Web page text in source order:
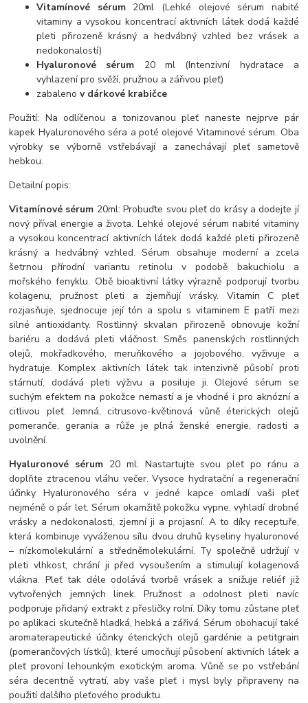
Vitamínové sérum 20ml (Lehké olejové sérum nabité
vitaminy a vysokou koncentrací aktivních látek dodá každé
pleti přirozeně krásný a hedvábný vzhled bez vrásek a
nedokonalostí)
Hyaluronové sérum 20 ml (Intenzivní hydratace a
vyhlazení pro svěží, pružnou a zářivou pleť)
zabalenov dárkové krabičce
Použití: Na odlíčenou a tonizovanou pleť naneste nejprve pár
kapek Hyaluronového séra a poté olejové Vitaminové sérum. Oba
výrobky se výborně vstřebávají a zanechávají pleť sametově
hebkou.
Detailní popis:
Vitamínové sérum 20ml: Probuďte svou pleť do krásy a dodejte jí
nový příval energie a života. Lehké olejové sérum nabité vitaminy
a vysokou koncentrací aktivních látek dodá každé pleti přirozeně
krásný a hedvábný vzhled. Sérum obsahuje moderní a zcela
šetrnou přírodní variantu retinolu v podobě bakuchiolu a
mořského fenyklu. Obě bioaktivní látky výrazně podporují tvorbu
kolagenu, pružnost pleti a zjemňují vrásky. Vitamin C pleť
rozjasňuje, sjednocuje její tón a spolu s vitaminem E patří mezi
silné antioxidanty. Rostlinný skvalan přirozeně obnovuje kožní
bariéru a dodává pleti vláčnost. Směs panenských rostlinných
olejů, mokřadkového, meruňkového a jojobového, vyživuje a
hydratuje. Komplex aktivních látek tak intenzivně působí proti
stárnutí, dodává pleti výživu a posiluje ji. Olejové sérum se
suchým efektem na pokožce nemastí a je vhodné i pro aknózní a
citlivou pleť. Jemná, citrusovo-květinová vůně éterických olejů
pomeranče, gerania a růže je plná ženské energie, radosti a
uvolnění.
Hyaluronové sérum20 ml: Nastartujte svou pleť po ránu a
doplňte ztracenou vláhu večer. Vysoce hydratační a regenerační
účinky Hyaluronového séra v jedné kapce omladí vaši pleť
nejméně o pár let. Sérum okamžitě pokožku vypne, vyhladí drobné
vrásky a nedokonalosti, zjemní ji a projasní. A to díky receptuře,
která kombinuje vyváženou sílu dvou druhů kyseliny hyaluronové
– nízkomolekulární a středněmolekulární. Ty společně udržují v
pleti vlhkost, chrání ji před vysoušením a stimulují kolagenová
vlákna. Pleť tak déle odolává tvorbě vrásek a snižuje reliéf již
vytvořených jemných linek. Pružnost a odolnost pleti navíc
podporuje přidaný extrakt z přesličky rolní. Díky tomu zůstane pleť
po aplikaci skutečně hladká, hebká a zářivá. Sérum obohacují také
aromaterapeutické účinky éterických olejů gardénie a petitgrain
(pomerančových lístků), které umocňují působení aktivních látek a
pleť provoní lehounkým exotickým aroma. Vůně se po vstřebání
séra decentně vytratí, aby vaše pleť i mysl byly připraveny na
použití dalšího pleťového produktu.